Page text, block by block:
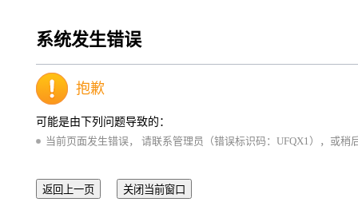
系统发生错误
抱歉
可能是由下列问题导致的：
当前页面发生错误， 请联系管理员（错误标识码：UFQX1），或稍